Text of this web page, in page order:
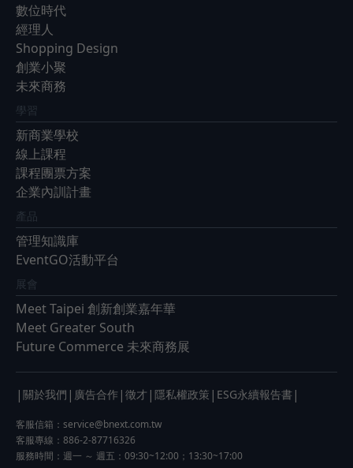
數位時代
經理人
Shopping Design
創業小聚
未來商務
學習
新商業學校
線上課程
課程團票方案
企業內訓計畫
產品
管理知識庫
EventGO活動平台
展會
Meet Taipei 創新創業嘉年華
Meet Greater South
Future Commerce 未來商務展
| 關於我們 | 廣告合作 | 徵才 | 隱私權政策 | ESG永續報告書 |
客服信箱： service@bnext.com.tw
客服專線：886-2-87716326
服務時間：週一 ～ 週五：09:30~12:00；13:30~17:00